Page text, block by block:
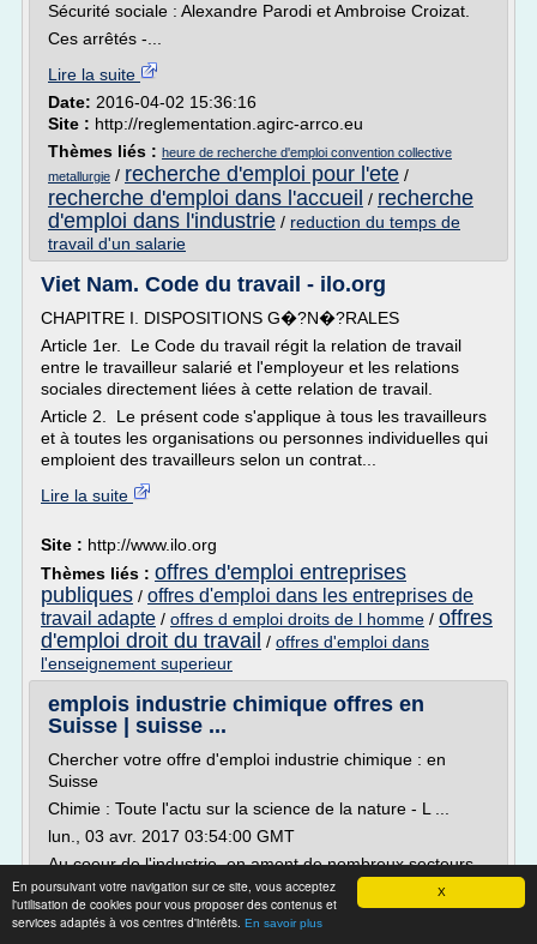
X
En poursuivant votre navigation sur ce site, vous acceptez
l'utilisation de cookies pour vous proposer des contenus et
services adaptés à vos centres d'intérêts. En savoir plus
Sécurité sociale : Alexandre Parodi et Ambroise Croizat.
Ces arrêtés -...
Lire la suite
Date: 2016-04-02 15:36:16
Site : http://reglementation.agirc-arrco.eu
Thèmes liés : heure de recherche d'emploi convention collective
metallurgie / recherche d'emploi pour l'ete /
recherche d'emploi dans l'accueil / recherche
d'emploi dans l'industrie / reduction du temps de
travail d'un salarie
Viet Nam. Code du travail - ilo.org
CHAPITRE I. DISPOSITIONS G�?N�?RALES
Article 1er. Le Code du travail régit la relation de travail
entre le travailleur salarié et l'employeur et les relations
sociales directement liées à cette relation de travail.
Article 2. Le présent code s'applique à tous les travailleurs
et à toutes les organisations ou personnes individuelles qui
emploient des travailleurs selon un contrat...
Lire la suite
Site : http://www.ilo.org
Thèmes liés : offres d'emploi entreprises
publiques / offres d'emploi dans les entreprises de
travail adapte / offres d emploi droits de l homme / offres
d'emploi droit du travail / offres d'emploi dans
l'enseignement superieur
emplois industrie chimique offres en
Suisse | suisse ...
Chercher votre offre d'emploi industrie chimique : en
Suisse
Chimie : Toute l'actu sur la science de la nature - L ...
lun., 03 avr. 2017 03:54:00 GMT
Au coeur de l'industrie, en amont de nombreux secteurs,
Arkema, Solvay, Air Liquide, BASF, Bayer, Dow Chemical,
DuPont... tous les groupes de la chimie sont sur ... - voir
l'offre